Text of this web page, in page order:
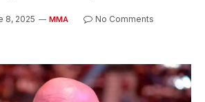
8, 2025 MMA
No Comments